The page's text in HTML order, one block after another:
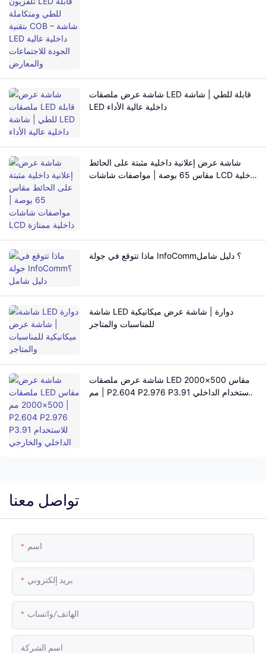
شاشة عرض ملصقات LED قابلة للطي | شاشة
LED داخلية عالية الأداء
شاشة عرض إعلانية داخلية مثبتة على الحائط
مقاس 65 بوصة | مواصفات شاشات LCD داخلية
ماذا تتوقع في جولة InfoComm؟ دليل شامل
شاشة LED دوارة | شاشة عرض ميكانيكية
للمناسبات والمتاجر
شاشة عرض ملصقات LED مقاس 500×2000
مم | P2.604 P2.976 P3.91 للاستخدام الداخلي
تواصل معنا
اسم
بريد إلكتروني
الهاتف/واتساب
اسم الشركة